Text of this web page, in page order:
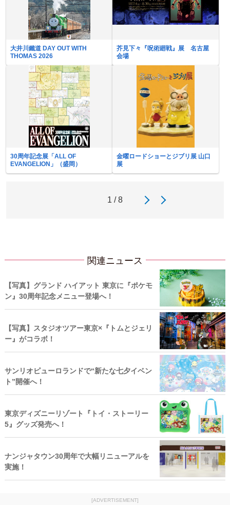
大井川鐵道 DAY OUT WITH
THOMAS 2026
芥見下々『呪術廻戦』展 名古屋
会場
30周年記念展「ALL OF
EVANGELION」（盛岡）
金曜ロードショーとジブリ展 山口
展
1 / 8
関連ニュース
【写真】グランド ハイアット 東京に『ポケモ
ン』30周年記念メニュー登場へ！
【写真】スタジオツアー東京×『トムとジェリ
ー』がコラボ！
サンリオピューロランドで“新たな七夕イベン
ト”開催へ！
東京ディズニーリゾート『トイ・ストーリー
5』グッズ発売へ！
ナンジャタウン30周年で大幅リニューアルを
実施！
[ADVERTISEMENT]